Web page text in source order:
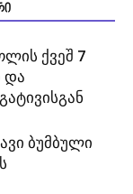
ქვეშ 7
და
ბუმბული